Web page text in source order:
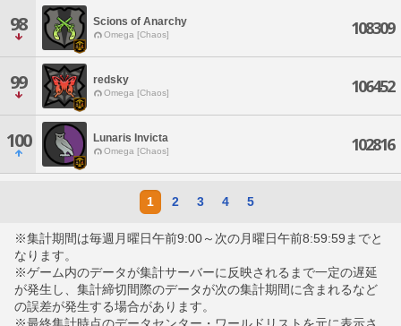
98 Scions of Anarchy
Omega [Chaos] 108309
99 redsky
Omega [Chaos] 106452
100 Lunaris Invicta
Omega [Chaos] 102816
1 2 3 4 5
※集計期間は毎週月曜日午前9:00～次の月曜日午前8:59:59までと
なります。
※ゲーム内のデータが集計サーバーに反映されるまで一定の遅延
が発生し、集計締切間際のデータが次の集計期間に含まれるなど
の誤差が発生する場合があります。